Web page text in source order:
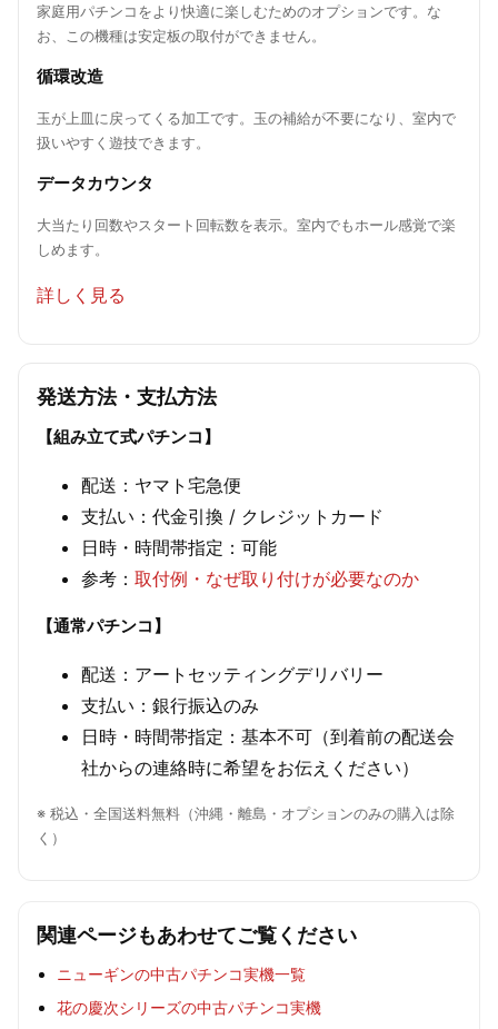
家庭用パチンコをより快適に楽しむためのオプションです。な
お、この機種は安定板の取付ができません。
循環改造
玉が上皿に戻ってくる加工です。玉の補給が不要になり、室内で
扱いやすく遊技できます。
データカウンタ
大当たり回数やスタート回転数を表示。室内でもホール感覚で楽
しめます。
詳しく見る
発送方法・支払方法
【組み立て式パチンコ】
配送：ヤマト宅急便
支払い：代金引換 / クレジットカード
日時・時間帯指定：可能
参考： 取付例・なぜ取り付けが必要なのか
【通常パチンコ】
配送：アートセッティングデリバリー
支払い：銀行振込のみ
日時・時間帯指定：基本不可（到着前の配送会
社からの連絡時に希望をお伝えください）
※ 税込・全国送料無料（沖縄・離島・オプションのみの購入は除
く）
関連ページもあわせてご覧ください
ニューギンの中古パチンコ実機一覧
花の慶次シリーズの中古パチンコ実機